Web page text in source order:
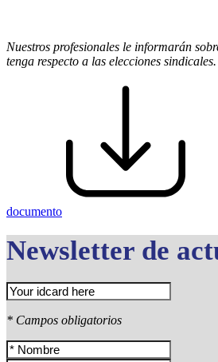
Nuestros profesionales le informarán
tenga respecto a las elecciones sindicales.
documento
Newsletter de
* Campos obligatorios